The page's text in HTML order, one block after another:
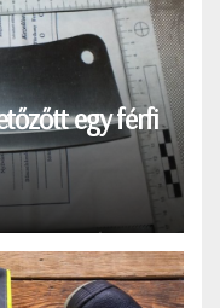
egy férfi